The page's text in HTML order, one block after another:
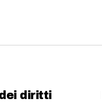
diritti